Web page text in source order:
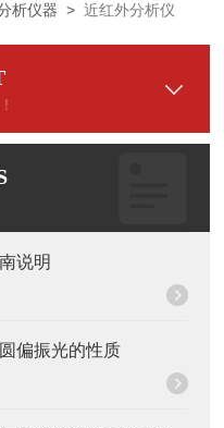
析仪器 >近红外分析仪
说明
偏振光的性质